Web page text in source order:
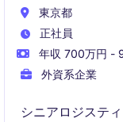
東京都
正社員
年収 700万円 -
外資系企業
シニアロジステ